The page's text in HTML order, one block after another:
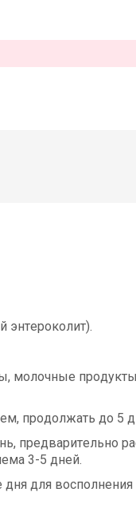
молочные
продолжать до 5
предварительно
3-5 дней.
дня для восполнения